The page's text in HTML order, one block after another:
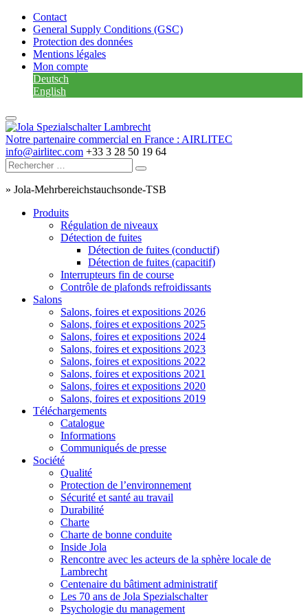
Contact
General Supply Conditions (GSC)
Protection des données
Mentions légales
Mon compte
Deutsch
English
Notre partenaire commercial en France : AIRLITEC
info@airlitec.com +33 3 28 50 19 64
» Jola-Mehrbereichstauchsonde-TSB
Produits
Régulation de niveaux
Détection de fuites
Détection de fuites (conductif)
Détection de fuites (capacitif)
Interrupteurs fin de course
Contrôle de plafonds refroidissants
Salons
Salons, foires et expositions 2026
Salons, foires et expositions 2025
Salons, foires et expositions 2024
Salons, foires et expositions 2023
Salons, foires et expositions 2022
Salons, foires et expositions 2021
Salons, foires et expositions 2020
Salons, foires et expositions 2019
Téléchargements
Catalogue
Informations
Communiqués de presse
Société
Qualité
Protection de l’environnement
Sécurité et santé au travail
Durabilité
Charte
Charte de bonne conduite
Inside Jola
Rencontre avec les acteurs de la sphère locale de
Lambrecht
Centenaire du bâtiment administratif
Les 70 ans de Jola Spezialschalter
Psychologie du management